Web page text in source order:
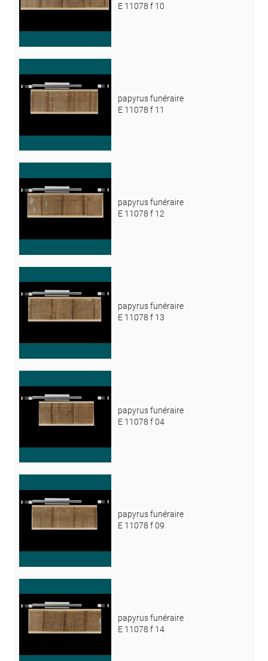
E 11078 f 10
papyrus funéraire
E 11078 f 11
papyrus funéraire
E 11078 f 12
papyrus funéraire
E 11078 f 13
papyrus funéraire
E 11078 f 04
papyrus funéraire
E 11078 f 09
papyrus funéraire
E 11078 f 14